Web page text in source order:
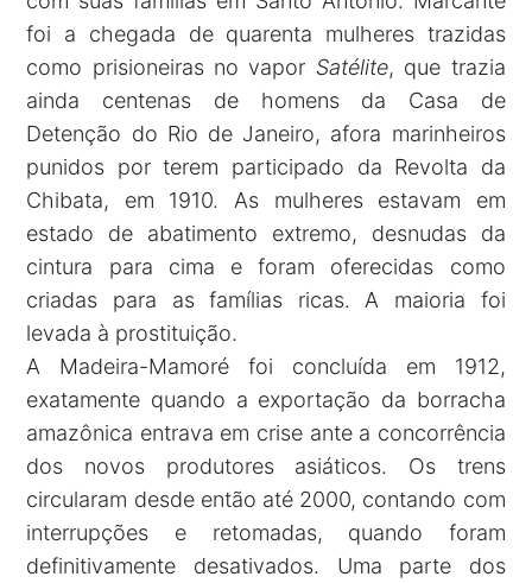
foi a chegada de quarenta mulheres trazidas
como prisioneiras no vapor Satélite, que trazia
ainda centenas de homens da Casa de
Detenção do Rio de Janeiro, afora marinheiros
punidos por terem participado da Revolta da
Chibata, em 1910. As mulheres estavam em
estado de abatimento extremo, desnudas da
cintura para cima e foram oferecidas como
criadas para as famílias ricas. A maioria foi
levada à prostituição.
A Madeira-Mamoré foi concluída em 1912,
exatamente quando a exportação da borracha
amazônica entrava em crise ante a concorrência
dos novos produtores asiáticos. Os trens
circularam desde então até 2000, contando com
interrupções e retomadas, quando foram
definitivamente desativados. Uma parte dos